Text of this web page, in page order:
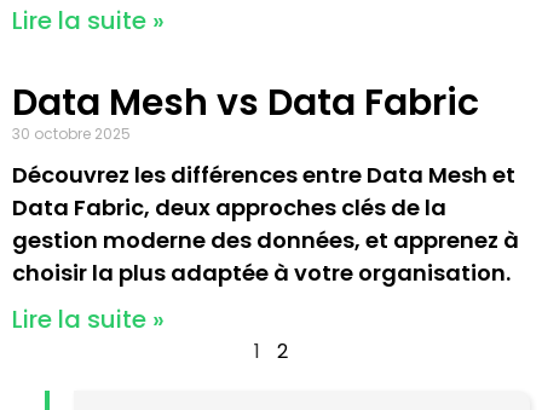
Lire la suite »
Data Mesh vs Data Fabric
30 octobre 2025
Découvrez les différences entre Data Mesh et
Data Fabric, deux approches clés de la
gestion moderne des données, et apprenez à
choisir la plus adaptée à votre organisation.
Lire la suite »
1 2